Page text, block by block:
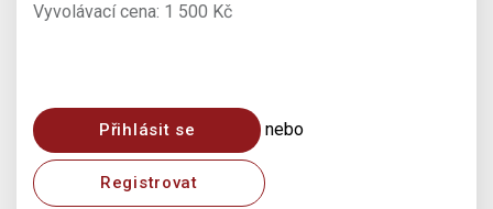
Vyvolávací cena: 1 500 Kč
Přihlásit se nebo
Registrovat